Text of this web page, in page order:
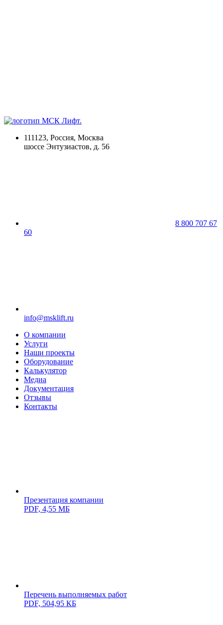
111123, Россия, Москва
шоссе Энтузиастов, д. 56
8 800 707 67
60
info@msklift.ru
О компании
Услуги
Наши проекты
Оборудование
Калькулятор
Медиа
Документация
Отзывы
Контакты
Презентация компании
PDF, 4,55 МБ
Перечень выполняемых работ
PDF, 504,95 КБ